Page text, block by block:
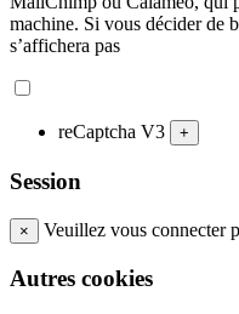
machine. Si vous décider de
s’affichera pas
reCaptcha V3 +
Session
× Veuillez vous connecter
Autres cookies